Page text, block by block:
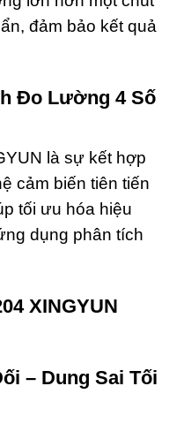
đảm bảo kết quả
Đo Lường 4 Số
là sự kết hợp
cảm biến tiên tiến
tối ưu hóa hiệu
dụng phân tích
– Dung Sai Tối